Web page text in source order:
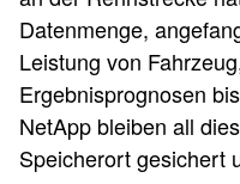
Datenmenge,
Leistung von
Ergebnisprognosen
NetApp bleiben all
Speicherort gesichert